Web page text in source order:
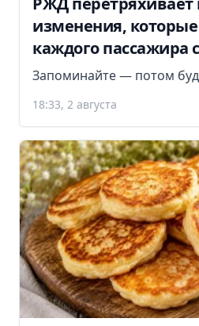
изменения, которые
каждого пассажира
Запоминайте — потом
18:33, 2 августа